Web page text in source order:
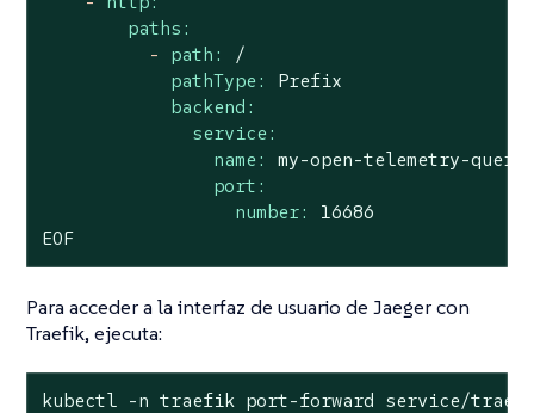
paths:
-
path:
/
pathType:
Prefix
backend:
service:
name:
my-open-telemetry-query
port:
number:
16686
EOF
Para acceder a la interfaz de usuario de Jaeger con
Traefik, ejecuta:
kubectl -n traefik port-forward service/